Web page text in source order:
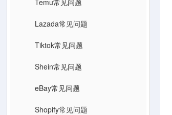
Lazada常见问题
Tiktok常见问题
Shein常见问题
eBay常见问题
Shopify常见问题